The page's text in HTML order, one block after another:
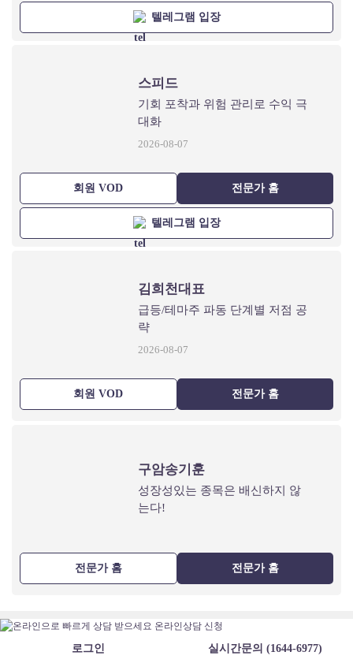
텔레그램 입장
스피드
기회 포착과 위험 관리로 수익 극
대화
2026-08-07
회원 VOD 전문가 홈
텔레그램 입장
김희천대표
급등/테마주 파동 단계별 저점 공
략
2026-08-07
회원 VOD 전문가 홈
구암송기훈
성장성있는 종목은 배신하지 않
는다!
전문가 홈 전문가 홈
로그인 실시간문의 (1644-6977)